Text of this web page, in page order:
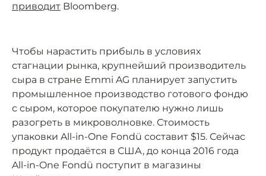
приводит Bloomberg.
Чтобы нарастить прибыль в условиях
стагнации рынка, крупнейший производитель
сыра в стране Emmi AG планирует запустить
промышленное производство готового фондю
с сыром, которое покупателю нужно лишь
разогреть в микроволновке. Стоимость
упаковки All-in-One Fondü составит $15. Сейчас
продукт продаётся в США, до конца 2016 года
All-in-One Fondü поступит в магазины